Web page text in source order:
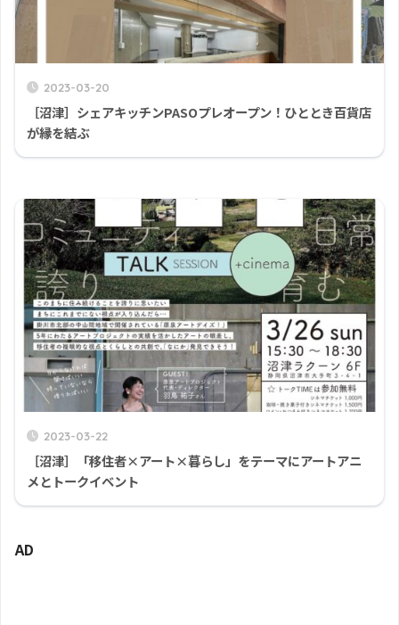
2023-03-20
［沼津］シェアキッチンPASOプレオープン！ひととき百貨店
が縁を結ぶ
2023-03-22
［沼津］「移住者×アート×暮らし」をテーマにアートアニ
メとトークイベント
AD